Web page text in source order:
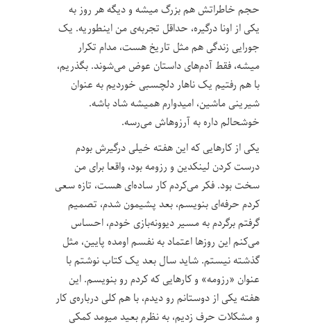
حجم خاطراتش هم بزرگ میشه و دیگه هر روز به
یکی از اونا درگیره، حداقل تجربه‌ی من اینطوریه. یک
جورایی زندگی هم مثل تاریخ هست، مدام تکرار
میشه، فقط آدم‌های داستان عوض می‌شوند. بگذریم،
با هم رفتیم یک ناهار دلچسبی خوردیم به عنوان
شیرینی ماشین، امیدوارم همیشه شاد باشه.
خوشحالم داره به آرزوهاش می‌رسه.
یکی از کارهایی که این هفته خیلی درگیرش بودم
درست کردن لینکدین و رزومه بود، واقعا برای من
سخت بود. فکر می‌کردم کار ساده‌ای هست، تازه سعی
کردم حرفه‌ای بنویسم، بعد پشیمون شدم، تصمیم
گرفتم برگردم به مسیر دیوونه‌بازی خودم، احساس
می‌کنم این روزها اعتماد به نفسم اومده پایین، مثل
گذشته نیستم. شاید سال بعد یک کتاب نوشتم با
عنوان «رزومه» و کارهایی که کردم رو بنویسم. این
هفته یکی از دوستانم رو دیدم، با هم کلی درباره‌ی کار
و مشکلات حرف زدیم، به نظرم بعید میومد کمکی